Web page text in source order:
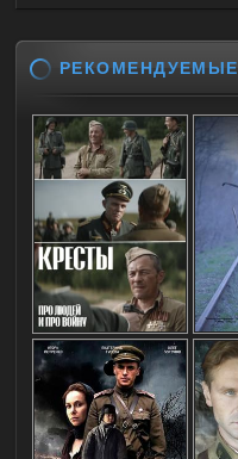
РЕКОМЕНДУЕМЫЕ